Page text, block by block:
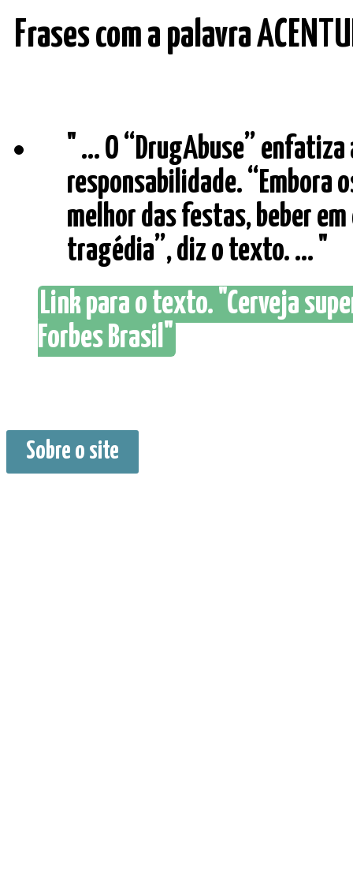
Frases com a palavra
" ... O “DrugAbuse”
responsabilidade. “Embora
melhor das festas, beber
tragédia”, diz o texto. ... "
Link para o texto. "Cerveja
Forbes Brasil"
Sobre o site